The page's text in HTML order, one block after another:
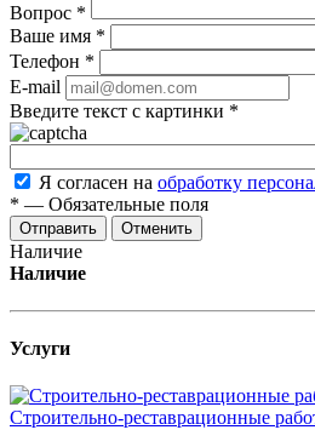
Вопрос *
Ваше имя *
Телефон *
E-mail
Введите текст с картинки *
Я согласен на обработку
* — Обязательные поля
Отменить
Наличие
Наличие
Услуги
Строительно-реставрационные